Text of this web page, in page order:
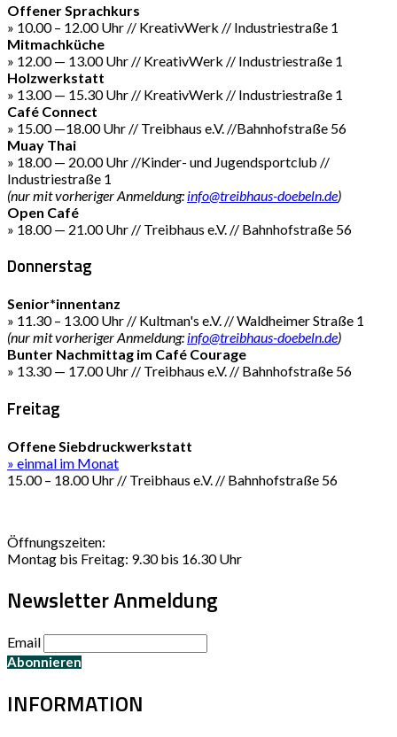
Offener Sprachkurs
» 10.00 – 12.00 Uhr // KreativWerk // Industriestraße 1
Mitmachküche
» 12.00 — 13.00 Uhr // KreativWerk // Industriestraße 1
Holzwerkstatt
» 13.00 — 15.30 Uhr // KreativWerk // Industriestraße 1
Café Connect
» 15.00 —18.00 Uhr // Treibhaus e.V. //Bahnhofstraße 56
Muay Thai
» 18.00 — 20.00 Uhr //Kinder- und Jugendsportclub //
Industriestraße 1
(nur mit vorheriger Anmeldung: info@treibhaus-doebeln.de)
Open Café
» 18.00 — 21.00 Uhr // Treibhaus e.V. // Bahnhofstraße 56
Donnerstag
Senior*innentanz
» 11.30 – 13.00 Uhr // Kultman's e.V. // Waldheimer Straße 1
(nur mit vorheriger Anmeldung: info@treibhaus-doebeln.de)
Bunter Nachmittag im Café Courage
» 13.30 — 17.00 Uhr // Treibhaus e.V. // Bahnhofstraße 56
Freitag
Offene Siebdruckwerkstatt
» einmal im Monat
15.00 – 18.00 Uhr // Treibhaus e.V. // Bahnhofstraße 56
Öffnungszeiten:
Montag bis Freitag: 9.30 bis 16.30 Uhr
Newsletter Anmeldung
Email
INFORMATION